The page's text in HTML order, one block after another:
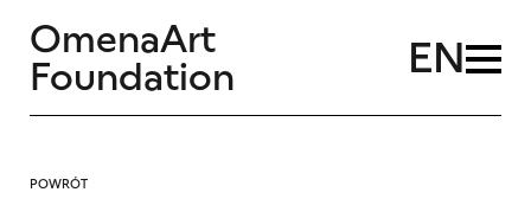
OmenaArt
Foundation
EN
POWRÓT